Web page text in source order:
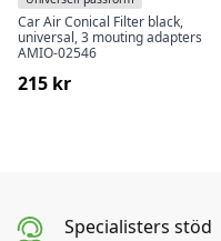
Car Air Conical Filter black,
universal, 3 mouting adapters
AMIO-02546
215 kr
Specialisters stöd